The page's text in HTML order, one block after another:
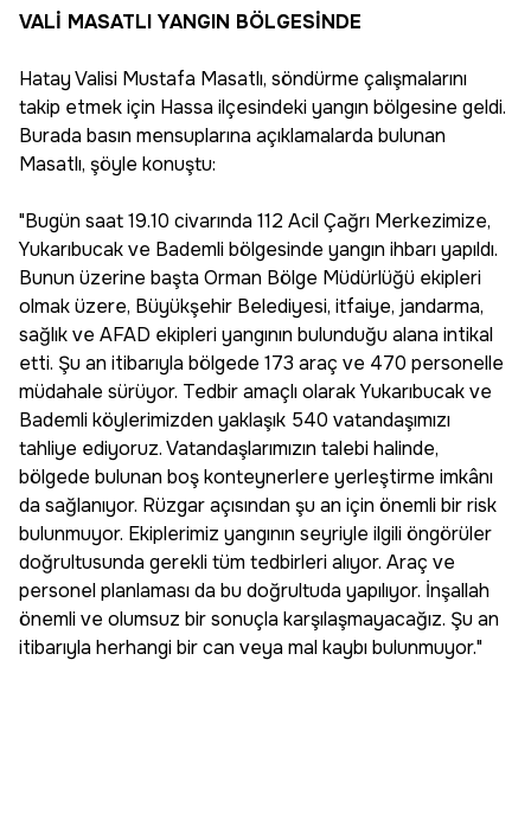
VALİ MASATLI YANGIN BÖLGESİNDE
Hatay Valisi Mustafa Masatlı, söndürme çalışmalarını
takip etmek için Hassa ilçesindeki yangın bölgesine geldi.
Burada basın mensuplarına açıklamalarda bulunan
Masatlı, şöyle konuştu:
"Bugün saat 19.10 civarında 112 Acil Çağrı Merkezimize,
Yukarıbucak ve Bademli bölgesinde yangın ihbarı yapıldı.
Bunun üzerine başta Orman Bölge Müdürlüğü ekipleri
olmak üzere, Büyükşehir Belediyesi, itfaiye, jandarma,
sağlık ve AFAD ekipleri yangının bulunduğu alana intikal
etti. Şu an itibarıyla bölgede 173 araç ve 470 personelle
müdahale sürüyor. Tedbir amaçlı olarak Yukarıbucak ve
Bademli köylerimizden yaklaşık 540 vatandaşımızı
tahliye ediyoruz. Vatandaşlarımızın talebi halinde,
bölgede bulunan boş konteynerlere yerleştirme imkânı
da sağlanıyor. Rüzgar açısından şu an için önemli bir risk
bulunmuyor. Ekiplerimiz yangının seyriyle ilgili öngörüler
doğrultusunda gerekli tüm tedbirleri alıyor. Araç ve
personel planlaması da bu doğrultuda yapılıyor. İnşallah
önemli ve olumsuz bir sonuçla karşılaşmayacağız. Şu an
itibarıyla herhangi bir can veya mal kaybı bulunmuyor."